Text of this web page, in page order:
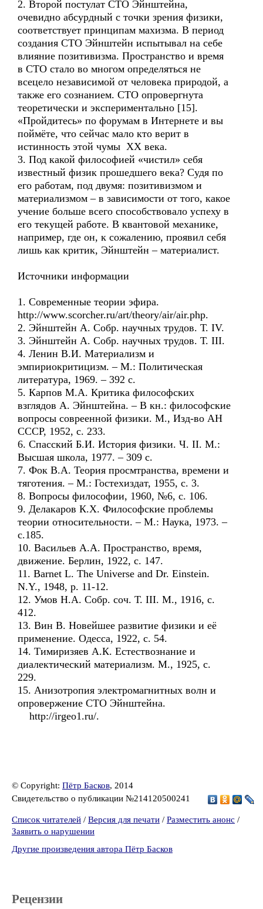
2. Второй постулат СТО Эйнштейна,
очевидно абсурдный с точки зрения физики,
соответствует принципам махизма. В период
создания СТО Эйнштейн испытывал на себе
влияние позитивизма. Пространство и время
в СТО стало во многом определяться не
всецело независимой от человека природой, а
также его сознанием. СТО опровергнута
теоретически и экспериментально [15].
«Пройдитесь» по форумам в Интернете и вы
поймёте, что сейчас мало кто верит в
истинность этой чумы ХХ века.
3. Под какой философией «чистил» себя
известный физик прошедшего века? Судя по
его работам, под двумя: позитивизмом и
материализмом – в зависимости от того, какое
учение больше всего способствовало успеху в
его текущей работе. В квантовой механике,
например, где он, к сожалению, проявил себя
лишь как критик, Эйнштейн – материалист.
Источники информации
1. Современные теории эфира.
http://www.scorcher.ru/art/theory/air/air.php.
2. Эйнштейн А. Собр. научных трудов. Т. IV.
3. Эйнштейн А. Собр. научных трудов. Т. III.
4. Ленин В.И. Материализм и
эмпириокритицизм. – М.: Политическая
литература, 1969. – 392 с.
5. Карпов М.А. Критика философских
взглядов А. Эйнштейна. – В кн.: философские
вопросы совреенной физики. М., Изд-во АН
СССР, 1952, с. 233.
6. Спасский Б.И. История физики. Ч. II. М.:
Высшая школа, 1977. – 309 с.
7. Фок В.А. Теория просмтранства, времени и
тяготения. – М.: Гостехиздат, 1955, с. 3.
8. Вопросы философии, 1960, №6, с. 106.
9. Делакаров К.Х. Философские проблемы
теории относительности. – М.: Наука, 1973. –
с.185.
10. Васильев А.А. Пространство, время,
движение. Берлин, 1922, с. 147.
11. Barnet L. The Universe and Dr. Einstein.
N.Y., 1948, p. 11-12.
12. Умов Н.А. Собр. соч. Т. III. М., 1916, с.
412.
13. Вин В. Новейшее развитие физики и её
применение. Одесса, 1922, с. 54.
14. Тимиризяев А.К. Естествознание и
диалектический материализм. М., 1925, с.
229.
15. Анизотропия электромагнитных волн и
опровержение СТО Эйнштейна.
http://irgeo1.ru/.
© Copyright: Пётр Басков, 2014
Свидетельство о публикации №214120500241
Список читателей / Версия для печати / Разместить анонс /
Заявить о нарушении
Другие произведения автора Пётр Басков
Рецензии